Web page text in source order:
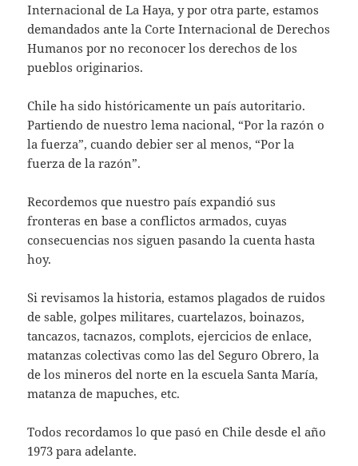
Internacional de La Haya, y por otra parte, estamos
demandados ante la Corte Internacional de Derechos
Humanos por no reconocer los derechos de los
pueblos originarios.
Chile ha sido históricamente un país autoritario.
Partiendo de nuestro lema nacional, “Por la razón o
la fuerza”, cuando debier ser al menos, “Por la
fuerza de la razón”.
Recordemos que nuestro país expandió sus
fronteras en base a conflictos armados, cuyas
consecuencias nos siguen pasando la cuenta hasta
hoy.
Si revisamos la historia, estamos plagados de ruidos
de sable, golpes militares, cuartelazos, boinazos,
tancazos, tacnazos, complots, ejercicios de enlace,
matanzas colectivas como las del Seguro Obrero, la
de los mineros del norte en la escuela Santa María,
matanza de mapuches, etc.
Todos recordamos lo que pasó en Chile desde el año
1973 para adelante.